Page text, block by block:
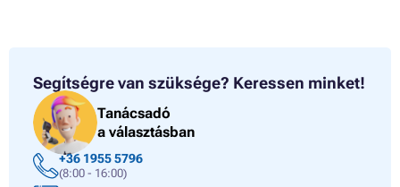
Segítségre van szüksége? Keressen minket!
Tanácsadó
a választásban
+36 1955 5796
(8:00 - 16:00)